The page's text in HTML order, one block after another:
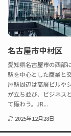
名古屋市中村区
愛知県名古屋市の西部
駅を中心とした商業と
屋駅周辺は高層ビルや
が立ち並び、ビジネス
て賑わう。JR...
2025年12月28日